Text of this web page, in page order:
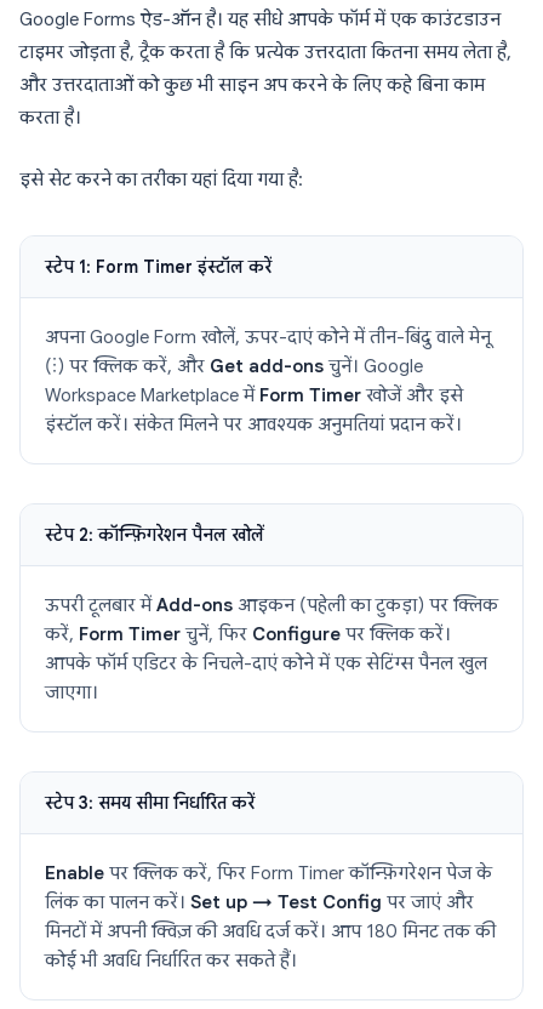
Google Forms ऐड-ऑन है। यह सीधे आपके फॉर्म में एक काउंटडाउन
टाइमर जोड़ता है, ट्रैक करता है कि प्रत्येक उत्तरदाता कितना समय लेता है,
और उत्तरदाताओं को कुछ भी साइन अप करने के लिए कहे बिना काम
करता है।
इसे सेट करने का तरीका यहां दिया गया है:
स्टेप 1: Form Timer इंस्टॉल करें
अपना Google Form खोलें, ऊपर-दाएं कोने में तीन-बिंदु वाले मेनू
(⋮) पर क्लिक करें, और Get add-onsचुनें। Google
Workspace Marketplace में Form Timerखोजें और इसे
इंस्टॉल करें। संकेत मिलने पर आवश्यक अनुमतियां प्रदान करें।
स्टेप 2: कॉन्फ़िगरेशन पैनल खोलें
ऊपरी टूलबार मेंAdd-ons आइकन (पहेली का टुकड़ा) पर क्लिक
करें, Form Timerचुनें, फिर Configure पर क्लिक करें।
आपके फॉर्म एडिटर के निचले-दाएं कोने में एक सेटिंग्स पैनल खुल
जाएगा।
स्टेप 3: समय सीमा निर्धारित करें
Enable पर क्लिक करें, फिर Form Timer कॉन्फ़िगरेशन पेज के
लिंक का पालन करें। Set up → Test Config पर जाएं और
मिनटों में अपनी क्विज़ की अवधि दर्ज करें। आप 180 मिनट तक की
कोई भी अवधि निर्धारित कर सकते हैं।